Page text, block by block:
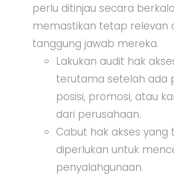
perlu ditinjau secara
memastikan tetap relevan
tanggung jawab mereka.
Lakukan audit hak
terutama setelah ada
posisi, promosi, atau
dari perusahaan.
Cabut hak akses yang
diperlukan untuk
penyalahgunaan.